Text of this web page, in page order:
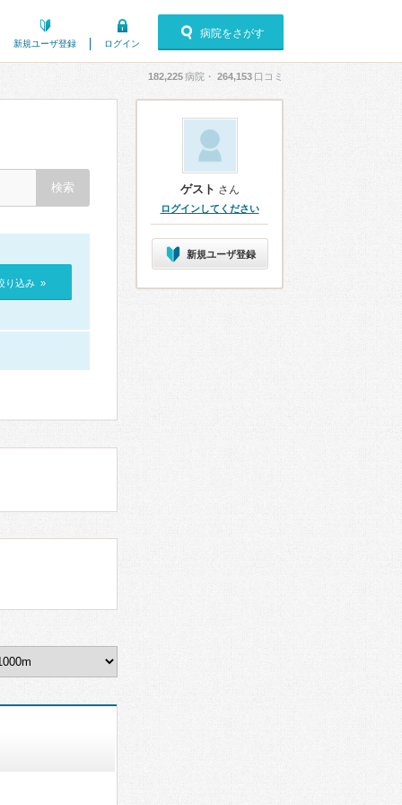
新規ユーザ登録 ログイン
病院をさがす
182,225病院・ 264,153 口コミ
り込み »
ゲスト さん
ログインしてください
新規ユーザ登録